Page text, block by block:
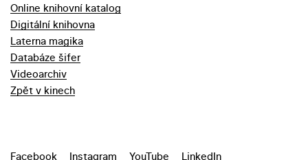
Online knihovní katalog
Digitální knihovna
Laterna magika
Databáze šifer
Videoarchiv
Zpět v kinech
Facebook Instagram YouTube LinkedIn